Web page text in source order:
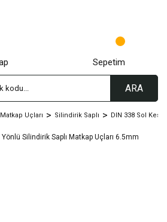
ARA
Sepetim
Matkap Uçları Silindirik Saplı DIN 338 Sol